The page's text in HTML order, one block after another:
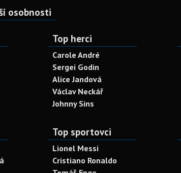
osobnosti
Top herci
Carole André
Sergei Godin
Alice Jandová
Václav Neckář
Johnny Sins
Top sportovci
Lionel Messi
Cristiano Ronaldo